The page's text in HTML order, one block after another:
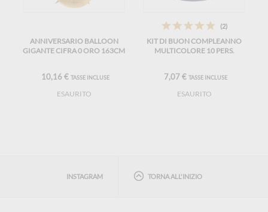
ANNIVERSARIO BALLOON
GIGANTE CIFRA 0 ORO 163CM
10,16 € TASSE INCLUSE
ESAURITO
(2)
KIT DI BUON COMPLEANNO
MULTICOLORE 10 PERS.
7,07 € TASSE INCLUSE
ESAURITO
INSTAGRAM TORNA ALL'INIZIO